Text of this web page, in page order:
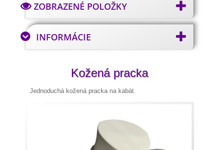
ZOBRAZENÉ POLOŽKY
INFORMÁCIE
Kožená pracka
Jednoduchá kožená pracka na kabát.